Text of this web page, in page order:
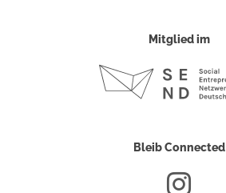
Mitglied im
Bleib Connected